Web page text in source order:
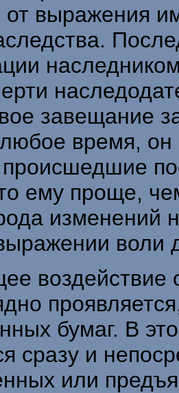
от выражения
завещание
время, он
ему проще,
изменений
воли
воздействие
бумаг. В
сразу и
или